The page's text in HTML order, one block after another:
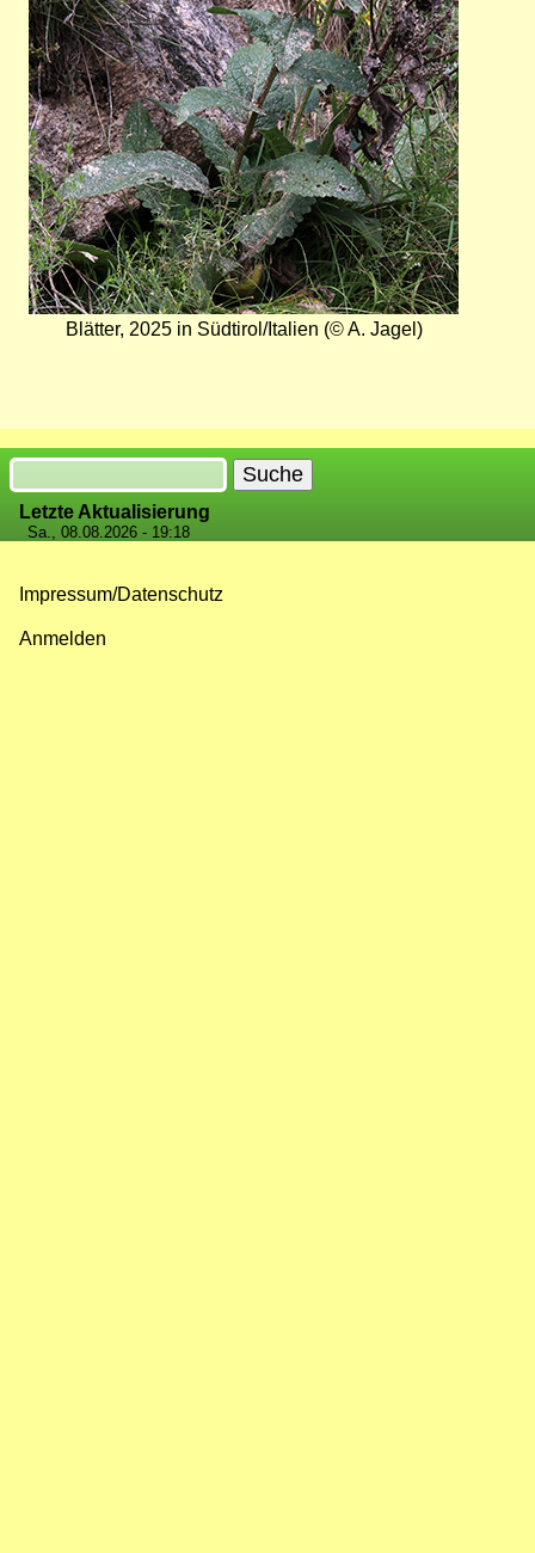
Blätter, 2025 in Südtirol/Italien (© A. Jagel)
Suche
Letzte Aktualisierung
Sa., 08.08.2026 - 19:18
Impressum/Datenschutz
Anmelden